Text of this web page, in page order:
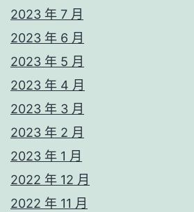
2023 年 7 月
2023 年 6 月
2023 年 5 月
2023 年 4 月
2023 年 3 月
2023 年 2 月
2023 年 1 月
2022 年 12 月
2022 年 11 月